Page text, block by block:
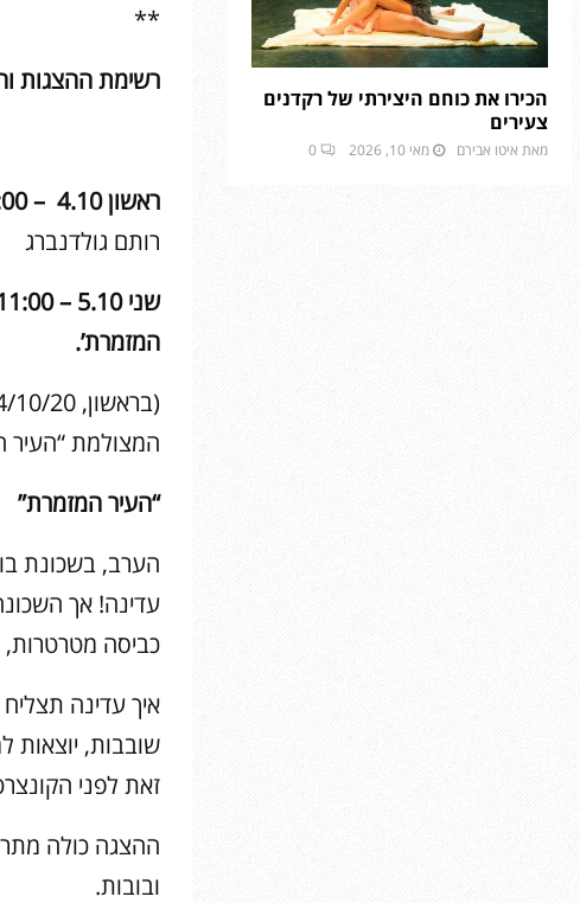
**
רשימת ההצגות
ראשון 4.10 – 11:00 – “המסע של איילת”
רותם גולדנברג
המזמרת’.
המצולמת “העיר
“העיר המזמרת”
הערב, בשכונת
עדינה! אך
כביסה מטרטרות,
איך עדינה
שובבות, יוצאות
זאת לפני
ההצגה כולה
ובובות.
הכירו את כוחם היצירתי של רקדנים
צעירים
מאת איטו אבירם מאי 10, 2026 0